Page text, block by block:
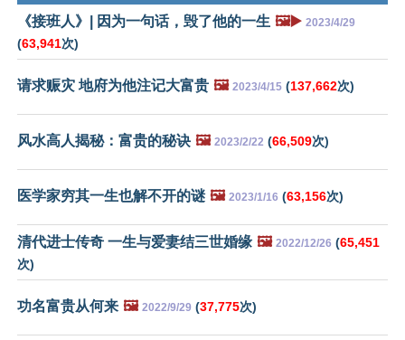
《接班人》| 因为一句话，毁了他的一生 🖼️▶️ 2023/4/29
(63,941次)
请求赈灾 地府为他注记大富贵 🖼️ 2023/4/15 (137,662次)
风水高人揭秘：富贵的秘诀 🖼️ 2023/2/22 (66,509次)
医学家穷其一生也解不开的谜 🖼️ 2023/1/16 (63,156次)
清代进士传奇 一生与爱妻结三世婚缘 🖼️ 2022/12/26 (65,451
次)
功名富贵从何来 🖼️ 2022/9/29 (37,775次)